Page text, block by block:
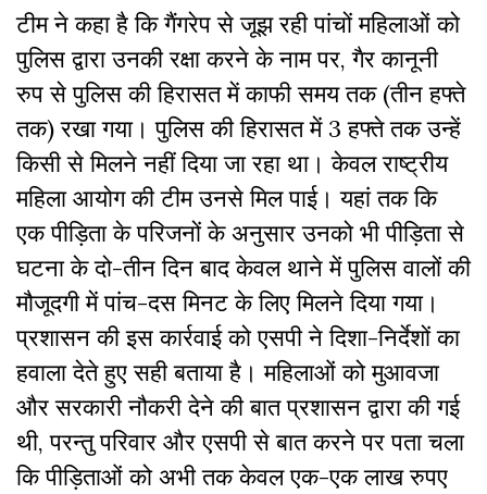
टीम ने कहा है कि गैंगरेप से जूझ रही पांचों महिलाओं को
पुलिस द्वारा उनकी रक्षा करने के नाम पर, गैर कानूनी
रुप से पुलिस की हिरासत में काफी समय तक (तीन हफ्ते
तक) रखा गया। पुलिस की हिरासत में 3 हफ्ते तक उन्हें
किसी से मिलने नहीं दिया जा रहा था। केवल राष्ट्रीय
महिला आयोग की टीम उनसे मिल पाई। यहां तक कि
एक पीड़िता के परिजनों के अनुसार उनको भी पीड़िता से
घटना के दो-तीन दिन बाद केवल थाने में पुलिस वालों की
मौजूदगी में पांच-दस मिनट के लिए मिलने दिया गया।
प्रशासन की इस कार्रवाई को एसपी ने दिशा-निर्देशों का
हवाला देते हुए सही बताया है। महिलाओं को मुआवजा
और सरकारी नौकरी देने की बात प्रशासन द्वारा की गई
थी, परन्तु परिवार और एसपी से बात करने पर पता चला
कि पीड़िताओं को अभी तक केवल एक-एक लाख रुपए